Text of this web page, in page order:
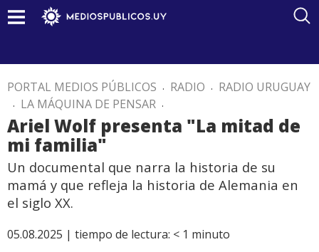
PORTAL MEDIOS PÚBLICOS . RADIO . RADIO URUGUAY
. LA MÁQUINA DE PENSAR .
Ariel Wolf presenta "La mitad de
mi familia"
Un documental que narra la historia de su
mamá y que refleja la historia de Alemania en
el siglo XX.
05.08.2025 | tiempo de lectura: < 1 minuto